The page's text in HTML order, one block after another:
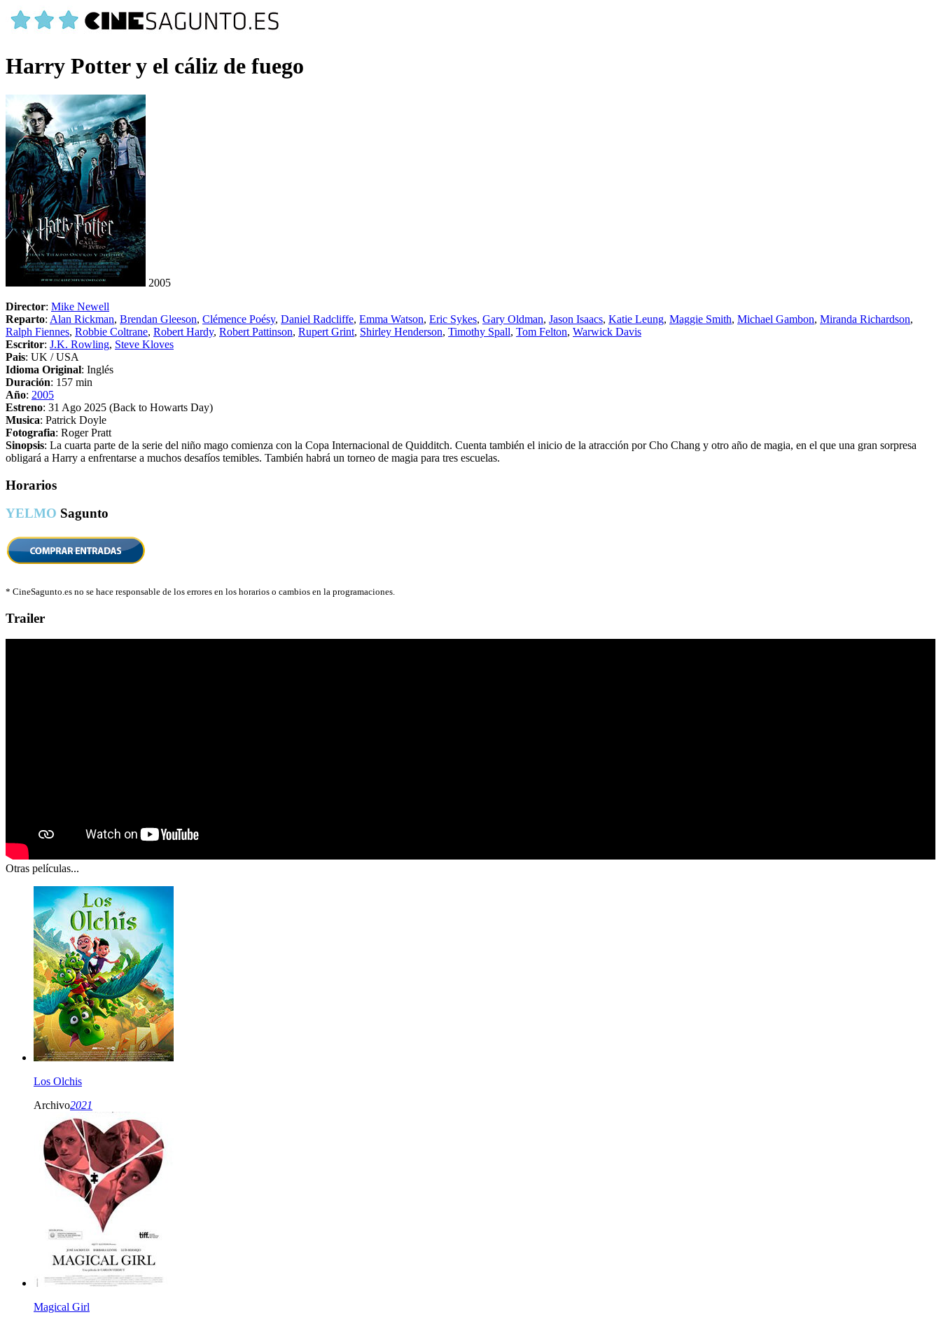
Harry Potter y el cáliz de fuego
2005
Director: Mike Newell
Reparto: Alan Rickman, Brendan Gleeson, Clémence Poésy, Daniel Radcliffe, Emma Watson, Eric Sykes, Gary Oldman, Jason Isaacs, Katie Leung, Maggie Smith, Michael Gambon, Miranda Richardson,
Ralph Fiennes, Robbie Coltrane, Robert Hardy, Robert Pattinson, Rupert Grint, Shirley Henderson, Timothy Spall, Tom Felton, Warwick Davis
Escritor: J.K. Rowling, Steve Kloves
Pais: UK / USA
Idioma Original: Inglés
Duración: 157 min
Año: 2005
Estreno: 31 Ago 2025 (Back to Howarts Day)
Musica: Patrick Doyle
Fotografia: Roger Pratt
Sinopsis: La cuarta parte de la serie del niño mago comienza con la Copa Internacional de Quidditch. Cuenta también el inicio de la atracción por Cho Chang y otro año de magia, en el que una gran sorpresa
obligará a Harry a enfrentarse a muchos desafíos temibles. También habrá un torneo de magia para tres escuelas.
Horarios
YELMO Sagunto
* CineSagunto.es no se hace responsable de los errores en los horarios o cambios en la programaciones.
Trailer
Otras películas...
Los Olchis
Archivo2021
Magical Girl